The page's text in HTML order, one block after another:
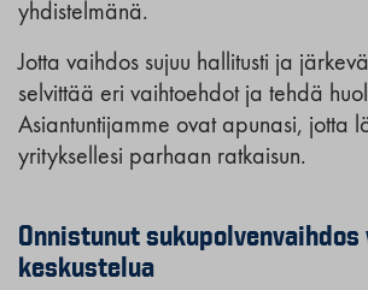
yhdistelmänä.
Jotta vaihdos sujuu hallitusti ja
selvittää eri vaihtoehdot ja tehdä
Asiantuntijamme ovat apunasi, jotta
yrityksellesi parhaan ratkaisun.
Onnistunut
keskustelua